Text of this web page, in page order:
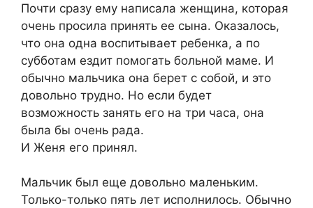
Почти сразу ему написала женщина, которая
очень просила принять ее сына. Оказалось,
что она одна воспитывает ребенка, а по
субботам ездит помогать больной маме. И
обычно мальчика она берет с собой, и это
довольно трудно. Но если будет
возможность занять его на три часа, она
была бы очень рада.
И Женя его принял.
Мальчик был еще довольно маленьким.
Только-только пять лет исполнилось. Обычно